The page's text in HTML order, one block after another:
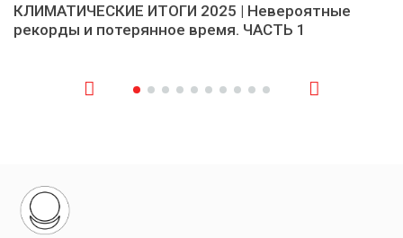
КЛИМАТИЧЕСКИЕ ИТОГИ 2025 | Невероятные
рекорды и потерянное время. ЧАСТЬ 1